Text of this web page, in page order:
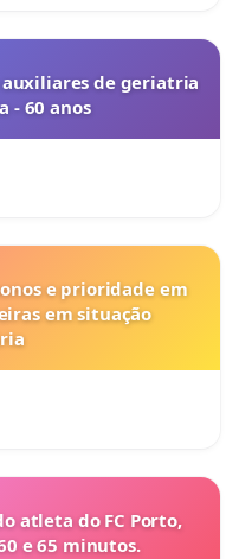
de geriatria
- 60 anos
e prioridade em
em situação
atleta do FC Porto,
e 65 minutos.